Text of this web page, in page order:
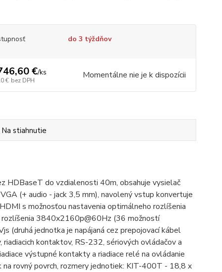
do 3 týždňov
€/ks
€ bez DPH Momentálne nie je k dispozícii
Na stiahnutie
HDBaseT do vzdialenosti 40m, obsahuje vysielač
(+ audio - jack 3,5 mm), navolený vstup konvertuje
s možnosťou nastavenia optimálneho rozlíšenia
3840x2160p@60Hz (36 možností
(druhá jednotka je napájaná cez prepojovací kábel
kontaktov, RS-232, sériových ovládačov a
výstupné kontakty a riadiace relé na ovládanie
na rovný povrch, rozmery jednotiek: KIT-400T - 18,8 x